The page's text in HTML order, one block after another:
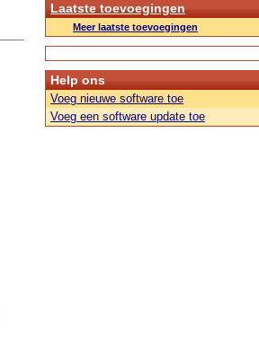
Laatste toevoegingen
Meer laatste toevoegingen
Help ons
Voeg nieuwe software toe
Voeg een software update toe